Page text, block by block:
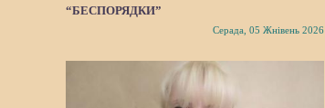
“БЕСПОРЯДКИ”
Серада, 05 Жнівень 2026